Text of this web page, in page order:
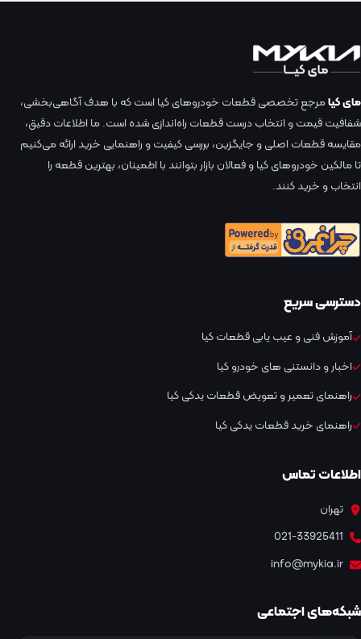
مای کیامرجع تخصصی قطعات خودروهای کیا است که با هدف آگاهی‌بخشی،
شفافیت قیمت و انتخاب درست قطعات راه‌اندازی شده است. ما اطلاعات دقیق،
مقایسه قطعات اصلی و جایگزین، بررسی کیفیت و راهنمایی خرید ارائه می‌کنیم
تا مالکین خودروهای کیا و فعالان بازار بتوانند با اطمینان، بهترین قطعه را
انتخاب و خرید کنند.
دسترسی سریع
آموزش فنی و عیب یابی قطعات کیا
اخبار و دانستنی های خودرو کیا
راهنمای تعمیر و تعویض قطعات یدکی کیا
راهنمای خرید قطعات یدکی کیا
اطلاعات تماس
تهران
021-33925411
info@mykia.ir
شبکه‌های اجتماعی